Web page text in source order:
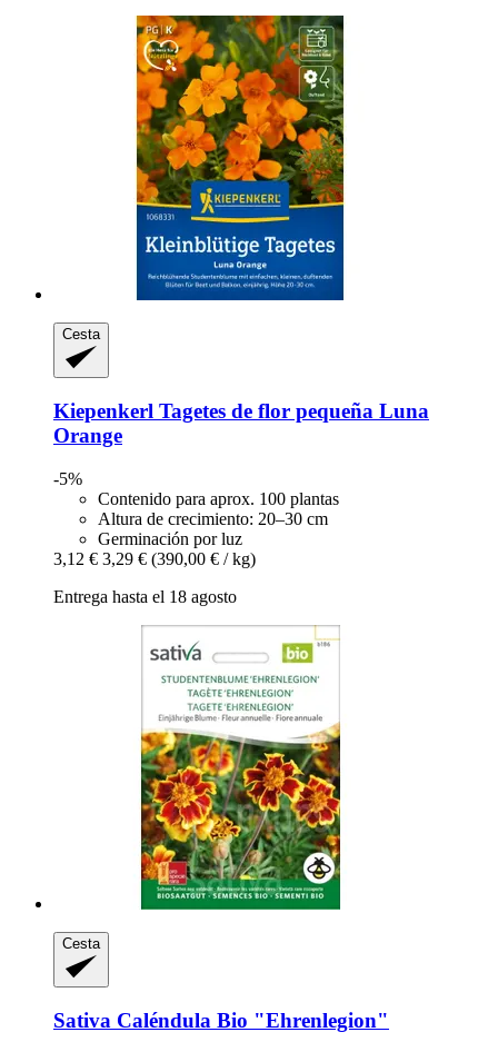
Cesta
Kiepenkerl Tagetes de flor pequeña Luna
Orange
-5%
Contenido para aprox. 100 plantas
Altura de crecimiento: 20–30 cm
Germinación por luz
3,12 € 3,29 € (390,00 € / kg)
Entrega hasta el 18 agosto
Cesta
Sativa Caléndula Bio "Ehrenlegion"